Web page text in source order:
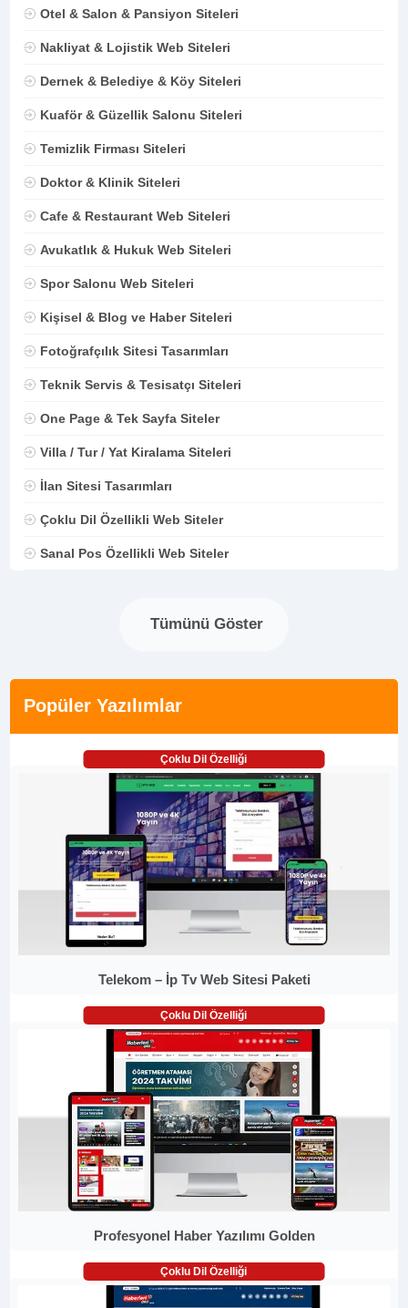
Otel & Salon & Pansiyon Siteleri
Nakliyat & Lojistik Web Siteleri
Dernek & Belediye & Köy Siteleri
Kuaför & Güzellik Salonu Siteleri
Temizlik Firması Siteleri
Doktor & Klinik Siteleri
Cafe & Restaurant Web Siteleri
Avukatlık & Hukuk Web Siteleri
Spor Salonu Web Siteleri
Kişisel & Blog ve Haber Siteleri
Fotoğrafçılık Sitesi Tasarımları
Teknik Servis & Tesisatçı Siteleri
One Page & Tek Sayfa Siteler
Villa / Tur / Yat Kiralama Siteleri
İlan Sitesi Tasarımları
Çoklu Dil Özellikli Web Siteler
Sanal Pos Özellikli Web Siteler
Tümünü Göster
Popüler Yazılımlar
Çoklu Dil Özelliği
Telekom – İp Tv Web Sitesi Paketi
Çoklu Dil Özelliği
Profesyonel Haber Yazılımı Golden
Çoklu Dil Özelliği